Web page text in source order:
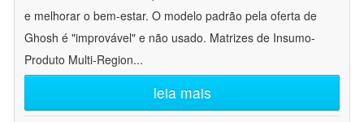
e melhorar o bem-estar. O modelo padrão pela oferta de
Ghosh é "improvável" e não usado. Matrizes de Insumo-
Produto Multi-Region...
leia mais